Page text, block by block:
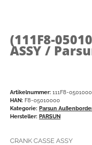
(111F8-
ASSY /
Artikelnummer: 111F8-
HAN: F8-05010000
Kategorie: Parsun
Hersteller: PARSUN
CRANK CASSE ASSY